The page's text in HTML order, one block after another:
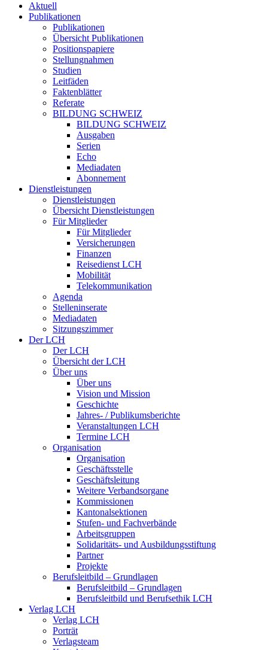
Aktuell
Publikationen
Publikationen
Übersicht Publikationen
Positionspapiere
Stellungnahmen
Studien
Leitfäden
Faktenblätter
Referate
BILDUNG SCHWEIZ
BILDUNG SCHWEIZ
Ausgaben
Serien
Echo
Mediadaten
Abonnement
Dienstleistungen
Dienstleistungen
Übersicht Dienstleistungen
Für Mitglieder
Für Mitglieder
Versicherungen
Finanzen
Reisedienst LCH
Mobilität
Telekommunikation
Agenda
Stelleninserate
Mediadaten
Sitzungszimmer
Der LCH
Der LCH
Übersicht der LCH
Über uns
Über uns
Vision und Mission
Geschichte
Jahres- / Publikumsberichte
Veranstaltungen LCH
Termine LCH
Organisation
Organisation
Geschäftsstelle
Geschäftsleitung
Weitere Verbandsorgane
Kommissionen
Kantonalsektionen
Stufen- und Fachverbände
Arbeitsgruppen
Solidaritäts- und Ausbildungsstiftung
Partner
Projekte
Berufsleitbild – Grundlagen
Berufsleitbild – Grundlagen
Berufsleitbild und Berufsethik LCH
Verlag LCH
Verlag LCH
Porträt
Verlagsteam